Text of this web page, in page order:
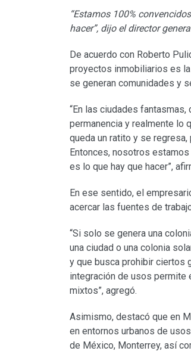
“Estamos 100%
hacer”, dijo el director
De acuerdo con Roberto
proyectos inmobiliarios es
se generan comunidades y
“En las ciudades
permanencia y realmente lo
queda un ratito y se regresa,
Entonces, nosotros
es lo que hay que hacer”,
En ese sentido, el
acercar las fuentes de
“Si solo se genera una
una ciudad o una colonia
y que busca prohibir ciertos
integración de usos permite
mixtos”, agregó.
Asimismo, destacó que en
en entornos urbanos de
de México, Monterrey, así